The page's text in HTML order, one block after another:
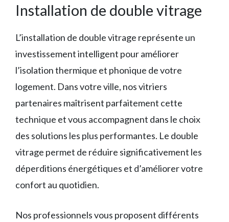
Installation de double vitrage
L’installation de double vitrage représente un
investissement intelligent pour améliorer
l’isolation thermique et phonique de votre
logement. Dans votre ville, nos vitriers
partenaires maîtrisent parfaitement cette
technique et vous accompagnent dans le choix
des solutions les plus performantes. Le double
vitrage permet de réduire significativement les
déperditions énergétiques et d’améliorer votre
confort au quotidien.
Nos professionnels vous proposent différents